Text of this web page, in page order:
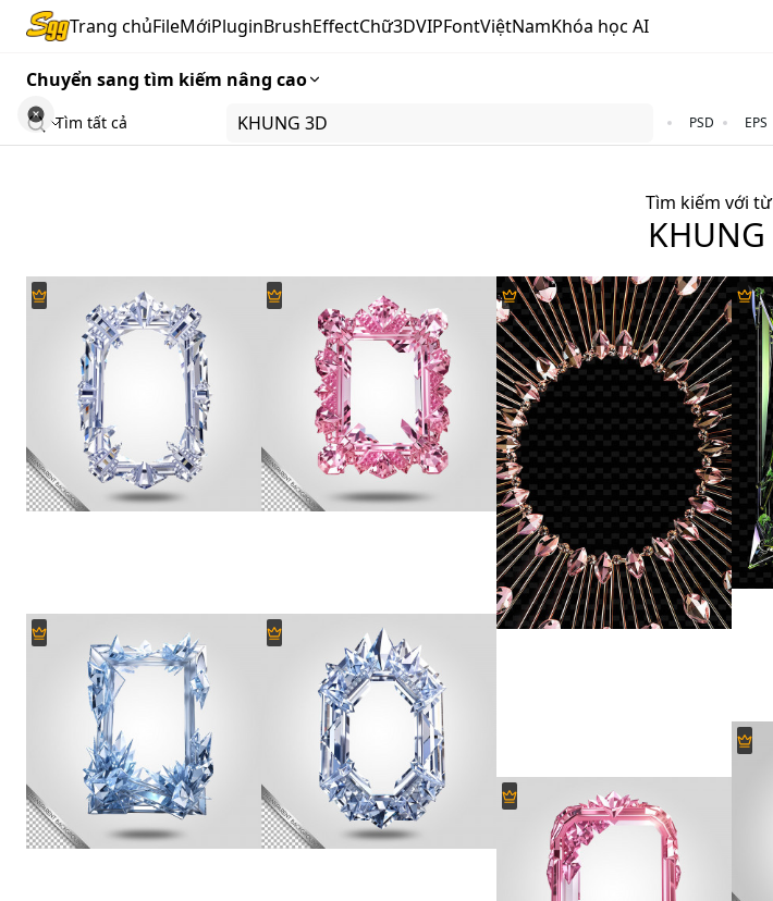
Trang chủFileMớiPluginBrushEffectChữ3DVIPFontViệtNamKhóa học AI
Chuyển sang tìm kiếm nâng cao
Tìm tất cả PSD EPS
Tìm kiếm với